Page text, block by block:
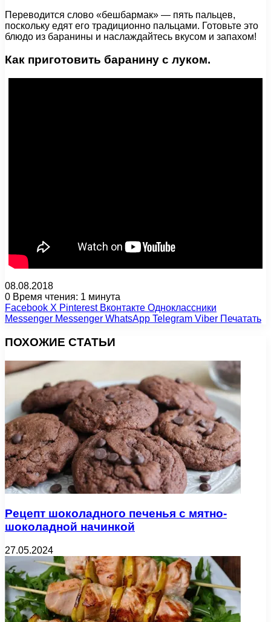
Переводится слово «бешбармак» — пять пальцев,
поскольку едят его традиционно пальцами. Готовьте это
блюдо из баранины и наслаждайтесь вкусом и запахом!
Как приготовить баранину с луком.
08.08.2018
0 Время чтения: 1 минута
Facebook X Pinterest Вконтакте Одноклассники
Messenger Messenger WhatsApp Telegram Viber Печатать
ПОХОЖИЕ СТАТЬИ
Рецепт шоколадного печенья с мятно-
шоколадной начинкой
27.05.2024